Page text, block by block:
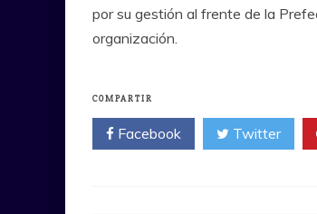
por su gestión al frente de la
organización.
COMPARTIR
Facebook Twitter